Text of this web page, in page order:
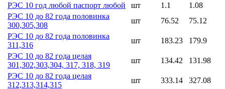
РЭС 10 год любой паспорт любой
шт 1.1
1.08
РЭС 10 до 82 года половинка
300,305,308
шт 76.52
75.12
РЭС 10 до 82 года половинка
311,316
шт 183.23
179.9
РЭС 10 до 82 года целая
301,302,303,304, 317, 318, 319
шт 134.42
131.98
РЭС 10 до 82 года целая
312,313,314,315
шт 333.14
327.08